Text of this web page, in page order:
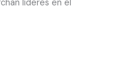
líderes en el